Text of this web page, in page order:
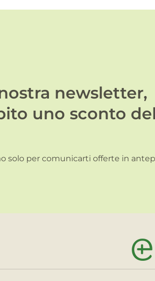
newsletter,
uno sconto del
solo per comunicarti offerte in